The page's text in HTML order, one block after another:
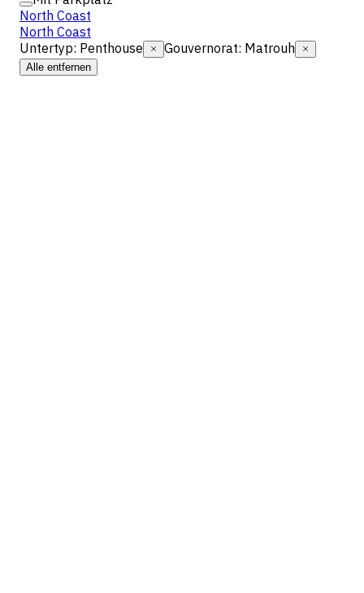
North Coast
North Coast
Untertyp: Penthouse Gouvernorat: Matrouh
Alle entfernen